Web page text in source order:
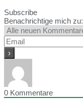
Subscribe
Benachrichtige mich zu:
0 Kommentare